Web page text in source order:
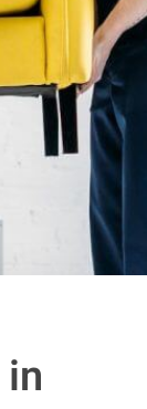
in